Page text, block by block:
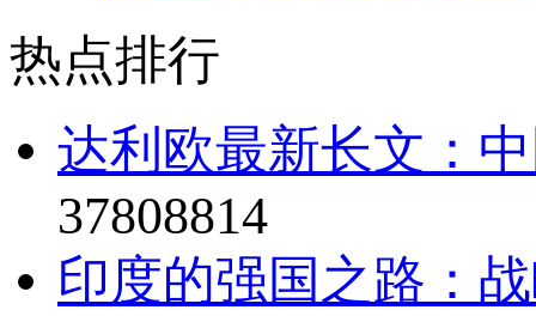
热点排行
达利欧最新长文：
37808814
印度的强国之路：